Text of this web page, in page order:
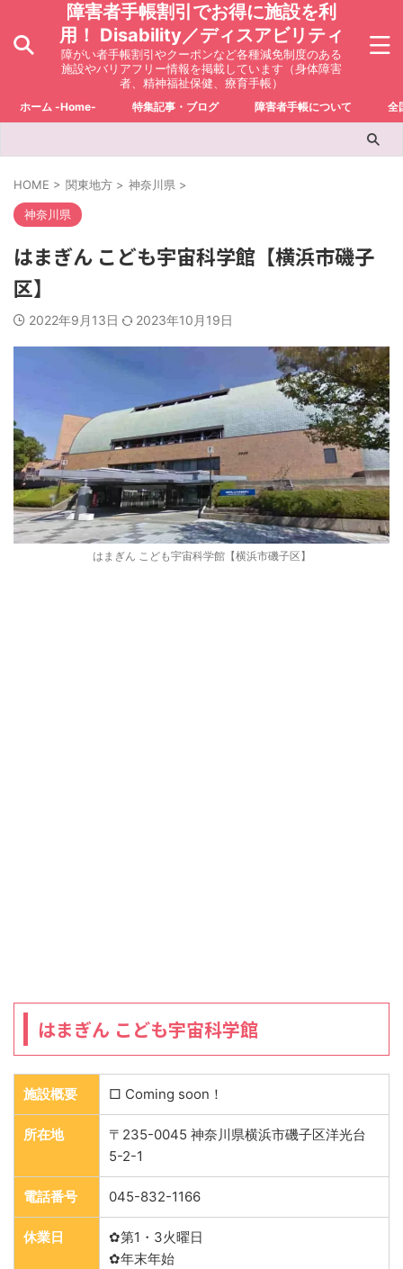
障害者手帳割引でお得に施設を利
用！ Disability／ディスアビリティ
障がい者手帳割引やクーポンなど各種減免制度のある
施設やバリアフリー情報を掲載しています（身体障害
者、精神福祉保健、療育手帳）
ホーム -Home- 特集記事・ブログ 障害者手帳について 全
HOME > 関東地方 > 神奈川県 >
神奈川県
はまぎん こども宇宙科学館【横浜市磯子
区】
2022年9月13日 2023年10月19日
はまぎん こども宇宙科学館【横浜市磯子区】
はまぎん こども宇宙科学館
施設概要 □ Coming soon！
所在地
〒235-0045 神奈川県横浜市磯子区洋光台
5-2-1
電話番号 045-832-1166
休業日
✿第1・3火曜日
✿年末年始